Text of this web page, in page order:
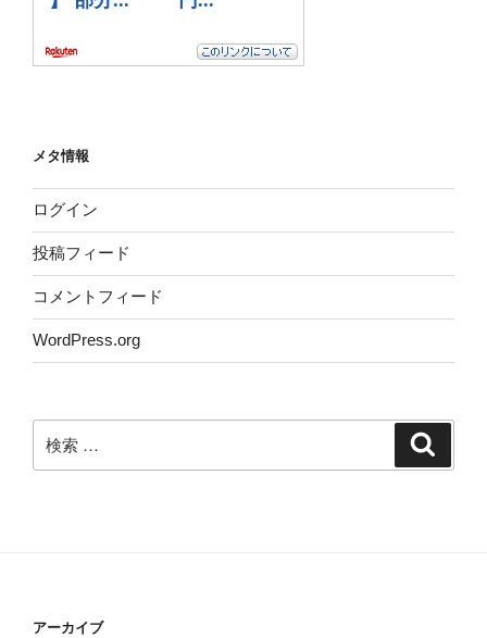
メタ情報
ログイン
投稿フィード
コメントフィード
WordPress.org
索:
アーカイブ